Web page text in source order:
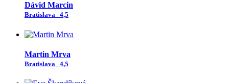
Dávid Marcin
Bratislava 4,5
Martin Mrva
Bratislava 4,5